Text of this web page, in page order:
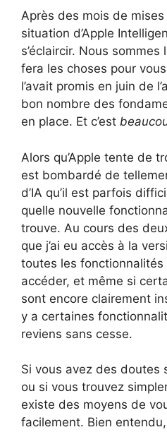
Après des mois de
situation d’Apple
s’éclaircir. Nous sommes
fera les choses pour
l’avait promis en juin de
bon nombre des
en place. Et c’est
Alors qu’Apple tente de
est bombardé de
d’IA qu’il est parfois
quelle nouvelle
trouve. Au cours des
que j’ai eu accès à la
toutes les fonctionnalités
accéder, et même si
sont encore clairement
y a certaines
reviens sans cesse.
Si vous avez des doutes
ou si vous trouvez
existe des moyens de
facilement. Bien